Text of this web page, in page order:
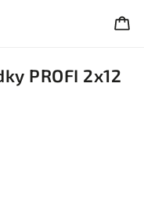
PROFI 2x12